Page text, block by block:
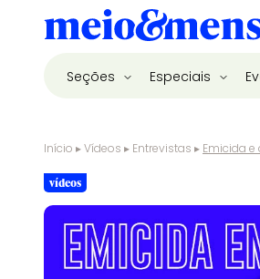
Seções Especiais
Início ▸Vídeos ▸ Entrevistas ▸ Emicida
vídeos